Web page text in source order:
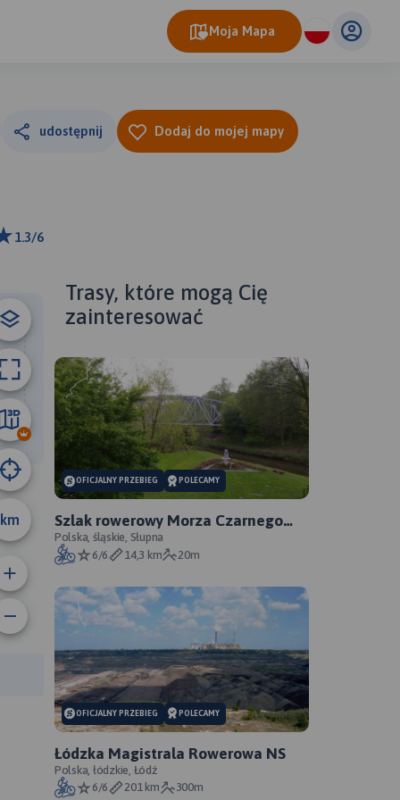
Moja Mapa
udostępnij Dodaj do mojej mapy
1.3/6
km
km
trasy:
Trasy, które mogą Cię
zainteresować
OFICJALNY PRZEBIEG POLECAMY
Szlak rowerowy Morza Czarnego
Sosnowiec - oficjalny przebieg
Polska, śląskie, Słupna
6/6
14,3 km 20m
OFICJALNY PRZEBIEG POLECAMY
Łódzka Magistrala Rowerowa NS
Polska, łódzkie, Łódź
6/6
201 km 300m